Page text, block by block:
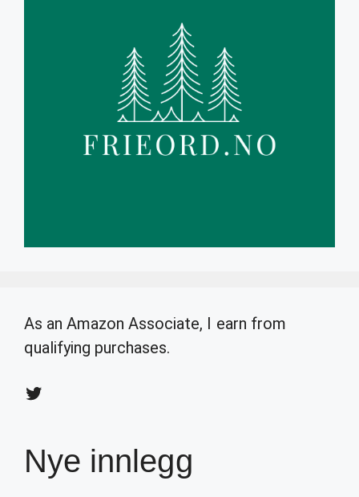
As an Amazon Associate, I earn from
qualifying purchases.
Twitter
Nye innlegg